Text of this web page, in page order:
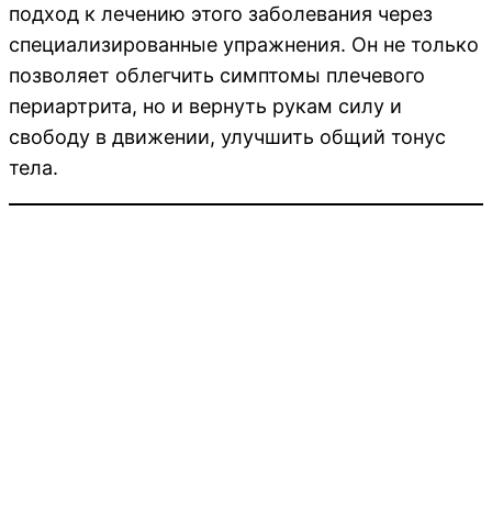
подход к лечению этого заболевания через
специализированные упражнения. Он не только
позволяет облегчить симптомы плечевого
периартрита, но и вернуть рукам силу и
свободу в движении, улучшить общий тонус
тела.